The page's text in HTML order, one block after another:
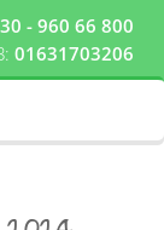
- 960 66 800
01631703206